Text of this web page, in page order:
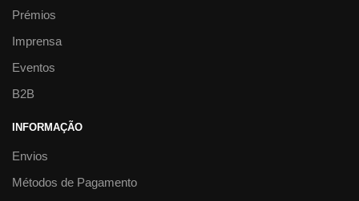
Prémios
Imprensa
Eventos
B2B
INFORMAÇÃO
Envios
Métodos de Pagamento